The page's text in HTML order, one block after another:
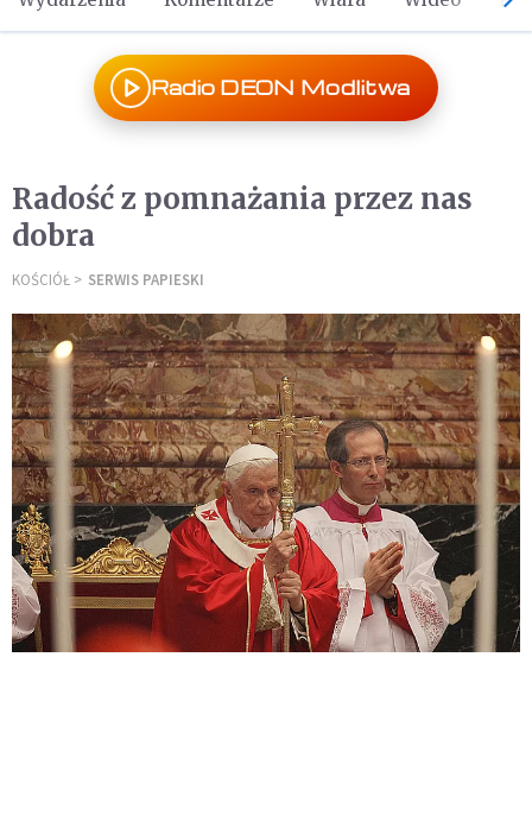
Radio DEON Modlitwa
Radość z pomnażania przez nas
dobra
KOŚCIÓŁ SERWIS PAPIESKI